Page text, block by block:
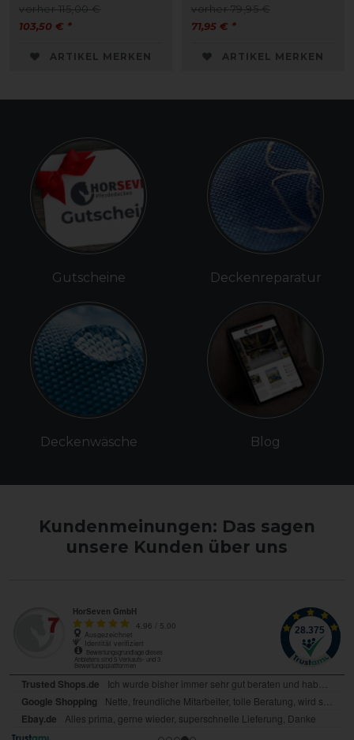
vorher 115,00 €
103,50 € *
ARTIKEL MERKEN
vorher 79,95 €
71,95 € *
ARTIKEL MERKEN
Gutscheine
Deckenwäsche
Deckenreparatur
Blog
Kundenmeinungen: Das sagen
unsere Kunden über uns